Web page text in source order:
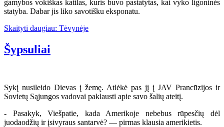
gamybos vokiškas katilas, kuris buvo pastatytas, kai vyko ligoninės
statyba. Dabar jis liko savotišku eksponatu.
Skaityti daugiau: Tėvynėje
Šypsuliai
Sykį nusileido Dievas į žemę. Atlėkė pas jį į JAV Prancūzijos ir
Sovietų Sąjungos vadovai paklausti apie savo šalių ateitį.
- Pasakyk, Viešpatie, kada Amerikoje nebebus rūpesčių dėl
juodaodžių ir įsivyraus santarvė? — pirmas klausia amerikietis.